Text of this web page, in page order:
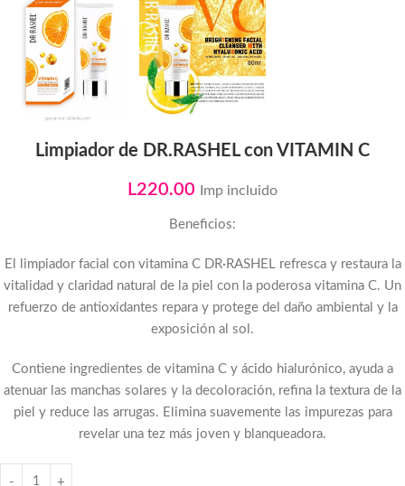
Limpiador de DR.RASHEL con VITAMIN C
L220.00 Imp incluido
Beneficios:
El limpiador facial con vitamina C DR·RASHEL refresca y restaura la
vitalidad y claridad natural de la piel con la poderosa vitamina C. Un
refuerzo de antioxidantes repara y protege del daño ambiental y la
exposición al sol.
Contiene ingredientes de vitamina C y ácido hialurónico, ayuda a
atenuar las manchas solares y la decoloración, refina la textura de la
piel y reduce las arrugas. Elimina suavemente las impurezas para
revelar una tez más joven y blanqueadora.